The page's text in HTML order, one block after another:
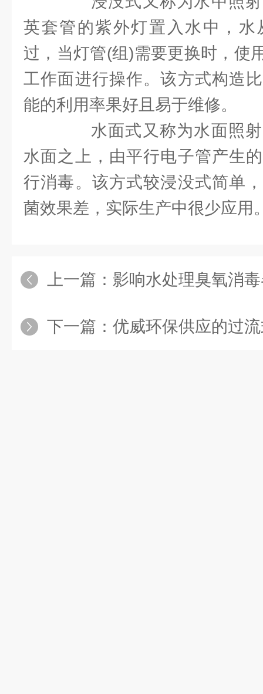
英套管的紫外灯置入水中，水
过，当灯管(组)需要更换时，使
工作面进行操作。该方式构造
能的利用率果好且易于维修。
水面式又称为水面照射
水面之上，由平行电子管产生
行消毒。该方式较浸没式简单
菌效果差，实际生产中很少应用
上一篇： 影响水处理臭氧消
下一篇： 优威环保供应的过